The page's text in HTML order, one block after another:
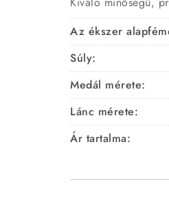
Az ékszer
Súly:
Medál mérete:
Lánc mérete:
Ár tartalma: